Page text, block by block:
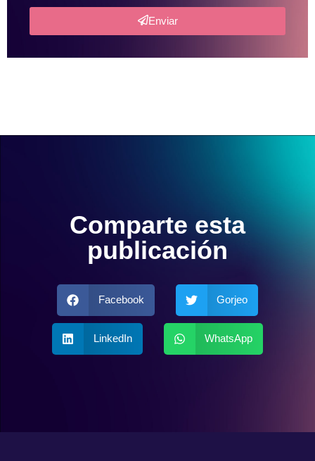
Enviar
Comparte esta
publicación
Facebook Gorjeo
LinkedIn WhatsApp